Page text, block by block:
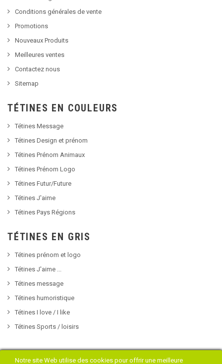
Notre site Web utilise des cookies pour offrir une meilleure
Conditions générales de vente
Promotions
Nouveaux Produits
Meilleures ventes
Contactez nous
Sitemap
TÉTINES EN COULEURS
Tétines Message
Tétines Design et prénom
Tétines Prénom Animaux
Tétines Prénom Logo
Tétines Futur/Future
Tétines J'aime
Tétines Pays Régions
TÉTINES EN GRIS
Tétines prénom et logo
Tétines J'aime ...
Tétines message
Tétines humoristique
Tétines I love / I like
Tétines Sports / loisirs